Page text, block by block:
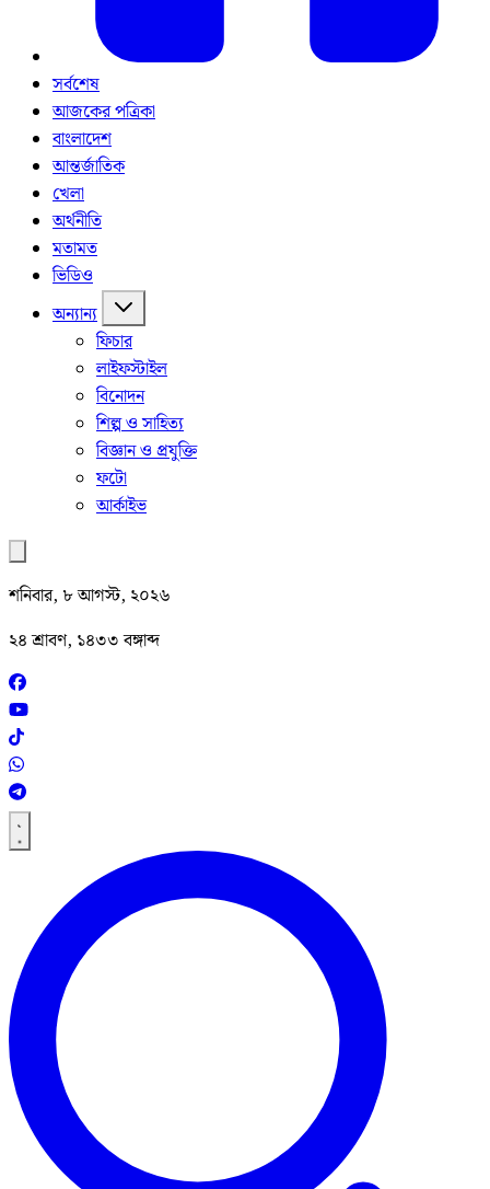
সর্বশেষ
আজকের পত্রিকা
বাংলাদেশ
আন্তর্জাতিক
খেলা
অর্থনীতি
মতামত
ভিডিও
অন্যান্য
ফিচার
লাইফস্টাইল
বিনোদন
শিল্প ও সাহিত্য
বিজ্ঞান ও প্রযুক্তি
ফটো
আর্কাইভ
শনিবার, ৮ আগস্ট, ২০২৬
২৪ শ্রাবণ, ১৪৩৩ বঙ্গাব্দ